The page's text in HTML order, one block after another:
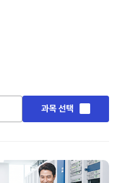
과목 선택